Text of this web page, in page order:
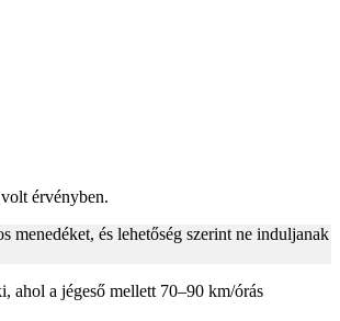
érvényben.
és lehetőség szerint ne induljanak
ahol a jégeső mellett 70–90 km/órás